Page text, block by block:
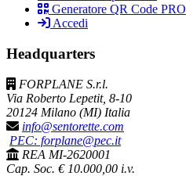
Generatore QR Code PRO
Accedi
Headquarters
FORPLANE S.r.l.
Via Roberto Lepetit, 8-10
20124 Milano (MI) Italia
info@sentorette.com
PEC: forplane@pec.it
REA MI-2620001
Cap. Soc. € 10.000,00 i.v.